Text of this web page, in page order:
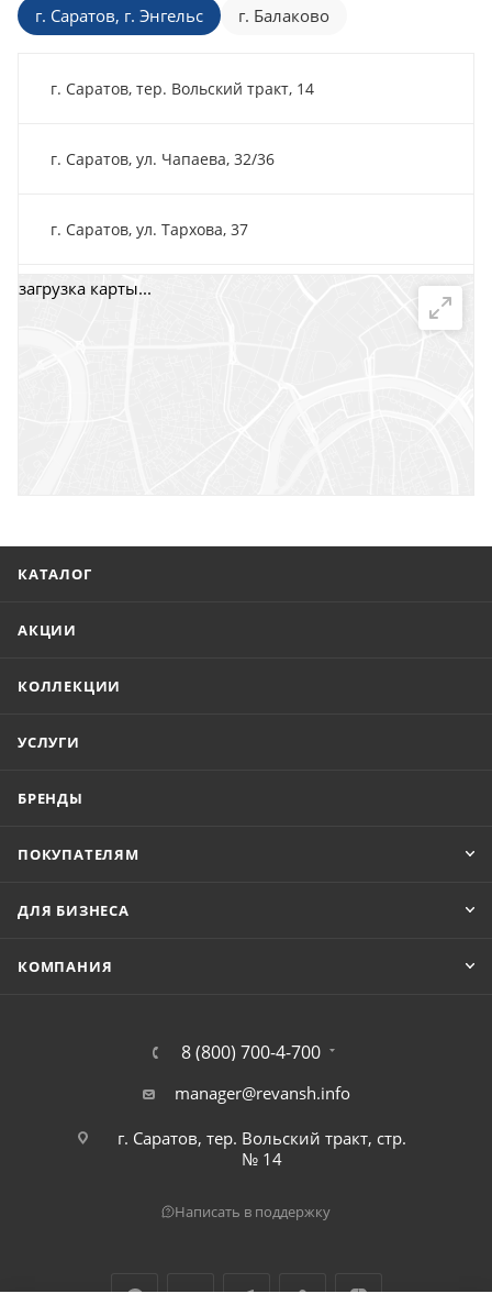
г. Саратов, г. Энгельс г. Балаково
г. Саратов, тер. Вольский тракт, 14
г. Саратов, ул. Чапаева, 32/36
г. Саратов, ул. Тархова, 37
г. Саратов, пр-т. 50 лет Октября, 118Д, помещ. 15
загрузка карты...
КАТАЛОГ
АКЦИИ
КОЛЛЕКЦИИ
УСЛУГИ
БРЕНДЫ
ПОКУПАТЕЛЯМ
ДЛЯ БИЗНЕСА
КОМПАНИЯ
8 (800) 700-4-700
manager@revansh.info
г. Саратов, тер. Вольский тракт, стр.
№ 14
Написать в поддержку